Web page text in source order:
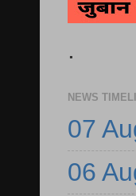
.
NEWS
07
06